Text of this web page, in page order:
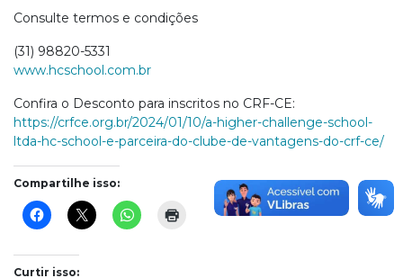
Consulte termos e condições
(31) 98820-5331
www.hcschool.com.br
Confira o Desconto para inscritos no CRF-CE:
https://crfce.org.br/2024/01/10/a-higher-challenge-school-
ltda-hc-school-e-parceira-do-clube-de-vantagens-do-crf-ce/
Compartilhe isso:
Curtir isso: